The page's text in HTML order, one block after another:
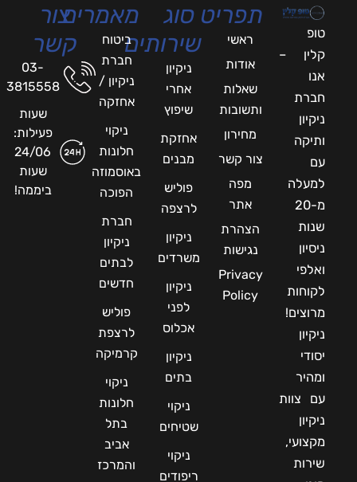
טופ
קלין –
אנו
חברת
ניקיון
ותיקה
עם
למעלה
מ-20
שנות
ניסיון
ואלפי
לקוחות
מרוצים!
ניקיון
יסודי
ומהיר
עם צוות
ניקיון
מקצועי,
שירות
תפריט
ראשי
אודות
שאלות
ותשובות
מחירון
צור קשר
מפה
אתר
הצהרת
נגישות
Privacy
Policy
סוג
שירותים
ניקיון
אחרי
שיפוץ
אחזקת
מבנים
פוליש
לרצפה
ניקיון
משרדים
ניקיון
לפני
אכלוס
ניקיון
בתים
ניקוי
שטיחים
ניקוי
ריפודים
מאמרים
ביטוח
חברת
ניקיון /
אחזקה
ניקוי
חלונות
באוסמוזה
הפוכה
חברת
ניקיון
לבתים
חדשים
פוליש
לרצפת
קרמיקה
ניקוי
חלונות
בתל
אביב
והמרכז
צור
קשר
03-
3815558
שעות
פעילות:
24/06
שעות
ביממה!